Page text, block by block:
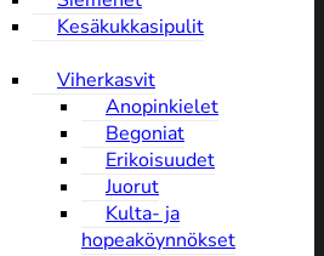
Kesäkukkasipulit
Viherkasvit
Anopinkielet
Begoniat
Erikoisuudet
Juorut
Kulta- ja
hopeaköynnökset